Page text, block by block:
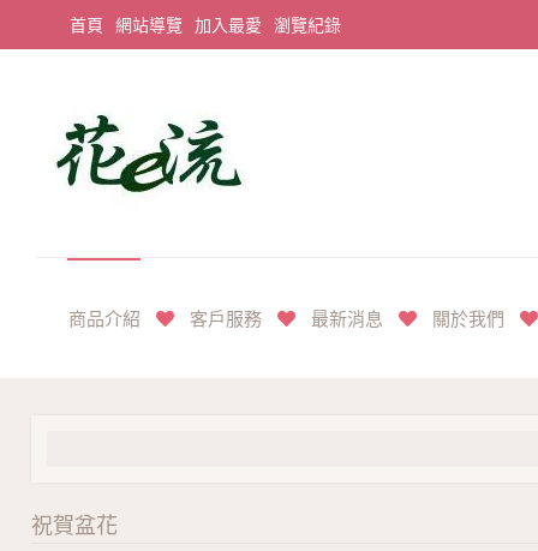
首頁 網站導覽 加入最愛 瀏覽紀錄
商品介紹 客戶服務 最新消息 關於我們
祝賀盆花